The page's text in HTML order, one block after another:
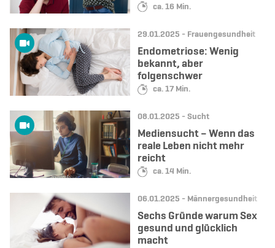
Lesedauer:
ca. 16 Min.
Datum:
29.01.2025 - Kategorie:
Frauengesundheit
Lesedauer:
ca. 17 Min.
Endometriose: Wenig
bekannt, aber
folgenschwer
Datum:
08.01.2025 - Kategorie:
Sucht
Lesedauer:
ca. 14 Min.
Mediensucht – Wenn das
reale Leben nicht mehr
reicht
Datum:
06.01.2025 - Kategorie:
Männergesundheit
Sechs Gründe warum Sex
gesund und glücklich
macht